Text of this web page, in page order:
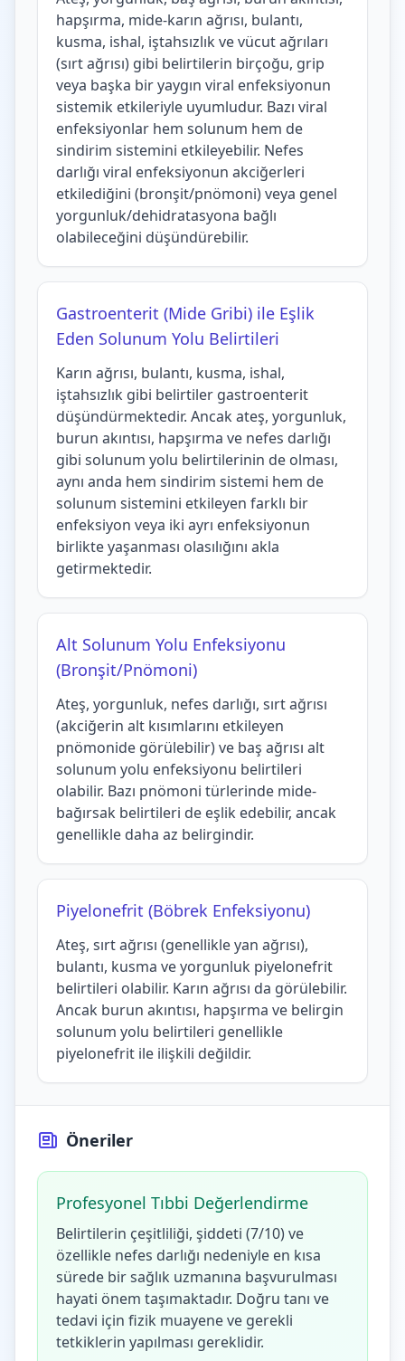
hapşırma, mide-karın ağrısı, bulantı,
kusma, ishal, iştahsızlık ve vücut ağrıları
(sırt ağrısı) gibi belirtilerin birçoğu, grip
veya başka bir yaygın viral enfeksiyonun
sistemik etkileriyle uyumludur. Bazı viral
enfeksiyonlar hem solunum hem de
sindirim sistemini etkileyebilir. Nefes
darlığı viral enfeksiyonun akciğerleri
etkilediğini (bronşit/pnömoni) veya genel
yorgunluk/dehidratasyona bağlı
olabileceğini düşündürebilir.
Gastroenterit (Mide Gribi) ile Eşlik
Eden Solunum Yolu Belirtileri
Karın ağrısı, bulantı, kusma, ishal,
iştahsızlık gibi belirtiler gastroenterit
düşündürmektedir. Ancak ateş, yorgunluk,
burun akıntısı, hapşırma ve nefes darlığı
gibi solunum yolu belirtilerinin de olması,
aynı anda hem sindirim sistemi hem de
solunum sistemini etkileyen farklı bir
enfeksiyon veya iki ayrı enfeksiyonun
birlikte yaşanması olasılığını akla
getirmektedir.
Alt Solunum Yolu Enfeksiyonu
(Bronşit/Pnömoni)
Ateş, yorgunluk, nefes darlığı, sırt ağrısı
(akciğerin alt kısımlarını etkileyen
pnömonide görülebilir) ve baş ağrısı alt
solunum yolu enfeksiyonu belirtileri
olabilir. Bazı pnömoni türlerinde mide-
bağırsak belirtileri de eşlik edebilir, ancak
genellikle daha az belirgindir.
Piyelonefrit (Böbrek Enfeksiyonu)
Ateş, sırt ağrısı (genellikle yan ağrısı),
bulantı, kusma ve yorgunluk piyelonefrit
belirtileri olabilir. Karın ağrısı da görülebilir.
Ancak burun akıntısı, hapşırma ve belirgin
solunum yolu belirtileri genellikle
piyelonefrit ile ilişkili değildir.
Öneriler
Profesyonel Tıbbi Değerlendirme
Belirtilerin çeşitliliği, şiddeti (7/10) ve
özellikle nefes darlığı nedeniyle en kısa
sürede bir sağlık uzmanına başvurulması
hayati önem taşımaktadır. Doğru tanı ve
tedavi için fizik muayene ve gerekli
tetkiklerin yapılması gereklidir.